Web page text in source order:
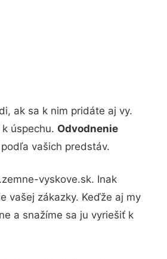
ak sa k nim pridáte aj vy.
úspechu. Odvodnenie
vašich predstáv.
vyskove.sk. Inak
vašej zákazky. Keďže aj my
a snažíme sa ju vyriešiť k